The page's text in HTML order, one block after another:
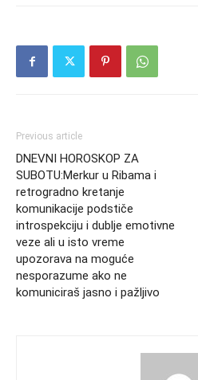
Previous article
DNEVNI HOROSKOP ZA
SUBOTU:Merkur u Ribama i
retrogradno kretanje
komunikacije podstiče
introspekciju i dublje emotivne
veze ali u isto vreme
upozorava na moguće
nesporazume ako ne
komuniciraš jasno i pažljivo